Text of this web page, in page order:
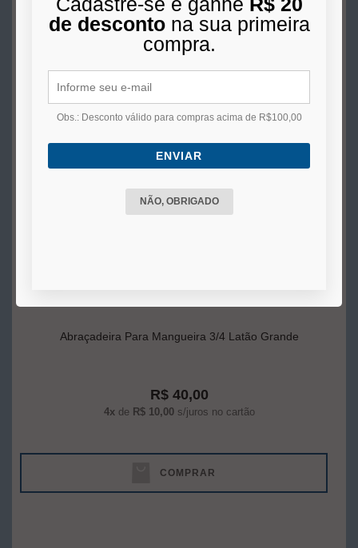
4x deR$ 10,00s/juros no cartão
COMPRAR
Abraçadeira Para Mangueira 3/4 Latão Grande
R$ 40,00
4xde R$ 10,00s/juros no cartão
COMPRAR
de descontona sua primeira
compra.
Obs.: Desconto válido para compras acima de R$100,00
ENVIAR
NÃO, OBRIGADO